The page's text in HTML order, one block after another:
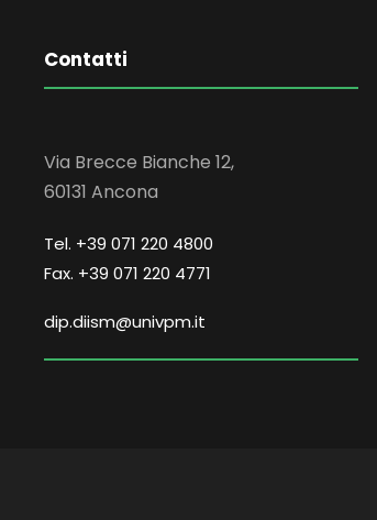
Contatti
Via Brecce Bianche 12,
60131 Ancona
Tel. +39 071 220 4800
Fax. +39 071 220 4771
dip.diism@univpm.it